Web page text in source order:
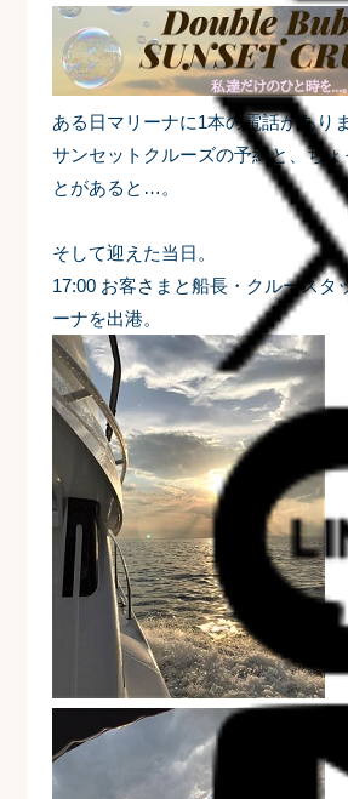
ある日マリーナに1本の電話があり
サンセットクルーズの予約と、ちょ
とがあると…。
そして迎えた当日。
17:00 お客さまと船長・クルースタ
ーナを出港。